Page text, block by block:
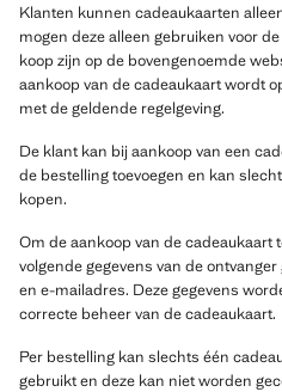
Klanten kunnen cadeaukaarten
mogen deze alleen gebruiken voor
koop zijn op de bovengenoemde
aankoop van de cadeaukaart wordt
met de geldende regelgeving.
De klant kan bij aankoop van een
de bestelling toevoegen en kan
kopen.
Om de aankoop van de
volgende gegevens van de
en e-mailadres. Deze gegevens
correcte beheer van de cadeaukaart.
Per bestelling kan slechts één
gebruikt en deze kan niet worden